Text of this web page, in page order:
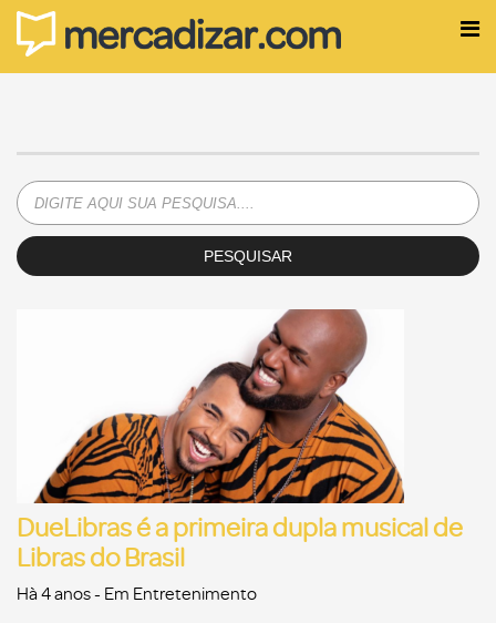
PESQUISAR
DueLibras é a primeira dupla musical de
Libras do Brasil
Hà 4 anos- Em Entretenimento